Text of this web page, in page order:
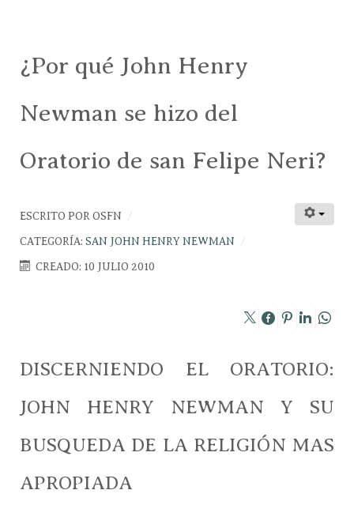
¿Por qué John Henry
Newman se hizo del
Oratorio de san Felipe Neri?
ESCRITO POR OSFN
CATEGORÍA: SAN JOHN HENRY NEWMAN
CREADO: 10 JULIO 2010
DISCERNIENDO EL ORATORIO:
JOHN HENRY NEWMAN Y SU
BUSQUEDA DE LA RELIGIÓN MAS
APROPIADA